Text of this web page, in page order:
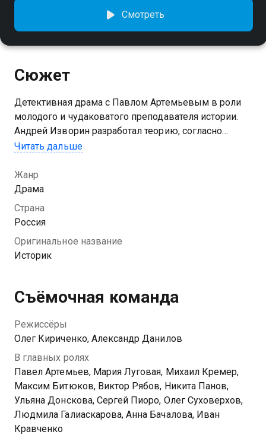
Смотреть
Сюжет
Детективная драма с Павлом Артемьевым в роли
молодого и чудаковатого преподавателя истории.
Андрей Изворин разработал теорию, согласно
которой все нераскрытые преступления, а также
имеют цикличность и могут повториться спустя
десятки или даже сотни лет. Свои гипотезы он
пытается доказать на практике и помогает Анне
Рыбаковой расследовать реальные дела.
Посмотреть онлайн 1 сезон сериала Историк вы
можете совершенно бесплатно в хорошем HD
Читать дальше
Жанр
Драма
Страна
Россия
Оригинальное название
Историк
Съёмочная команда
Режиссёры
Олег Кириченко, Александр Данилов
В главных ролях
Павел Артемьев, Мария Луговая, Михаил Кремер,
Максим Битюков, Виктор Рябов, Никита Панов,
Ульяна Донскова, Сергей Пиоро, Олег Суховерхов,
Людмила Галиаскарова, Анна Бачалова, Иван
Кравченко